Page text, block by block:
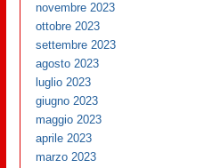
novembre 2023
ottobre 2023
settembre 2023
agosto 2023
luglio 2023
giugno 2023
maggio 2023
aprile 2023
marzo 2023